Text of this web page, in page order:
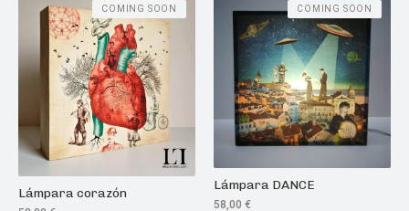
Lámpara corazón
COMING SOON
Lámpara DANCE
58,00 €
COMING SOON